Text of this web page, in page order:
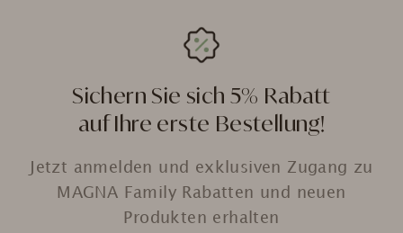
Sichern Sie sich 5% Rabatt
auf Ihre erste Bestellung!
Jetzt anmelden und exklusiven Zugang zu
MAGNA Family Rabatten und neuen
Produkten erhalten